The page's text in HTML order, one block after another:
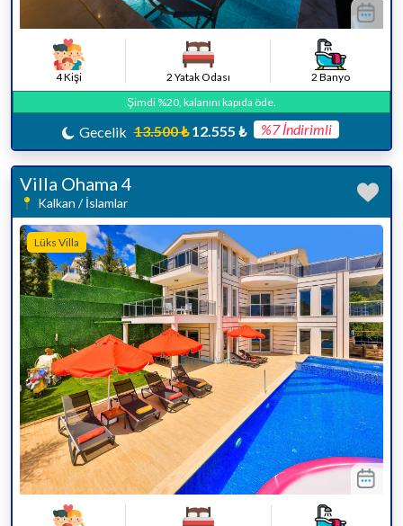
4 Kişi 2 Yatak Odası
2 Banyo
Şimdi %20, kalanını kapıda öde.
Gecelik 13.500 ₺ 12.555 ₺ %7 İndirimli
Villa Ohama 4
Kalkan / İslamlar
Lüks Villa